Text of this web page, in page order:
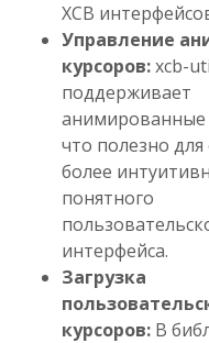
XCB
Управление
курсоров:xcb-
поддерживает
анимированные
что полезно для
более
понятного
интерфейса.
Загрузка
курсоров: В